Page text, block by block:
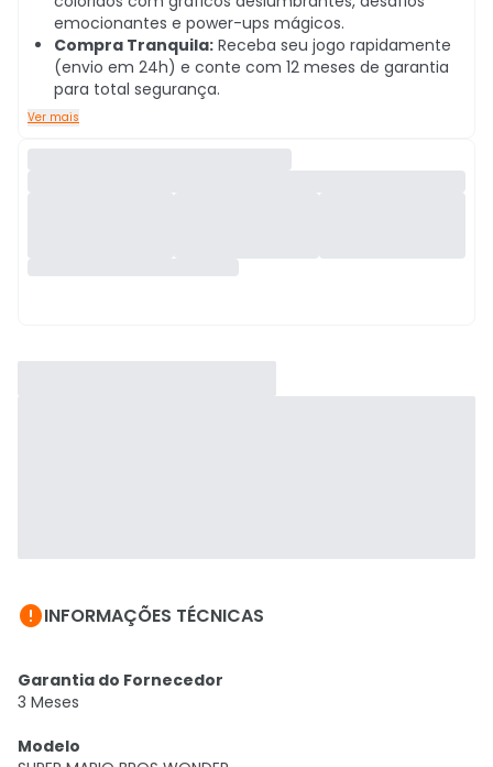
emocionantes e power-ups mágicos.
Compra Tranquila: Receba seu jogo rapidamente
(envio em 24h) e conte com 12 meses de garantia
para total segurança.
Ver mais
INFORMAÇÕES TÉCNICAS
Garantia do Fornecedor
3 Meses
Modelo